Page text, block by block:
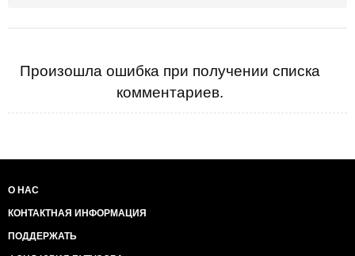
Произошла ошибка при получении списка
комментариев.
О НАС
КОНТАКТНАЯ ИНФОРМАЦИЯ
ПОДДЕРЖАТЬ